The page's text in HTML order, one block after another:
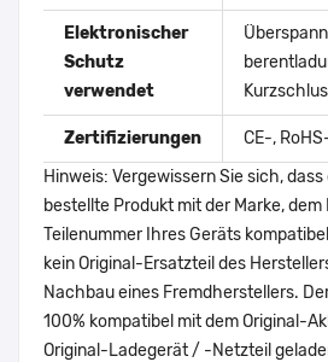
Elektronischer
Schutz
verwendet
Zertifizierungen
CE-,
Hinweis: Vergewissern Sie sich,
bestellte Produkt mit der Marke, dem
Teilenummer Ihres Geräts
kein Original-Ersatzteil des
Nachbau eines Fremdherstellers.
100% kompatibel mit dem Original-
Original-Ladegerät / -Netzteil